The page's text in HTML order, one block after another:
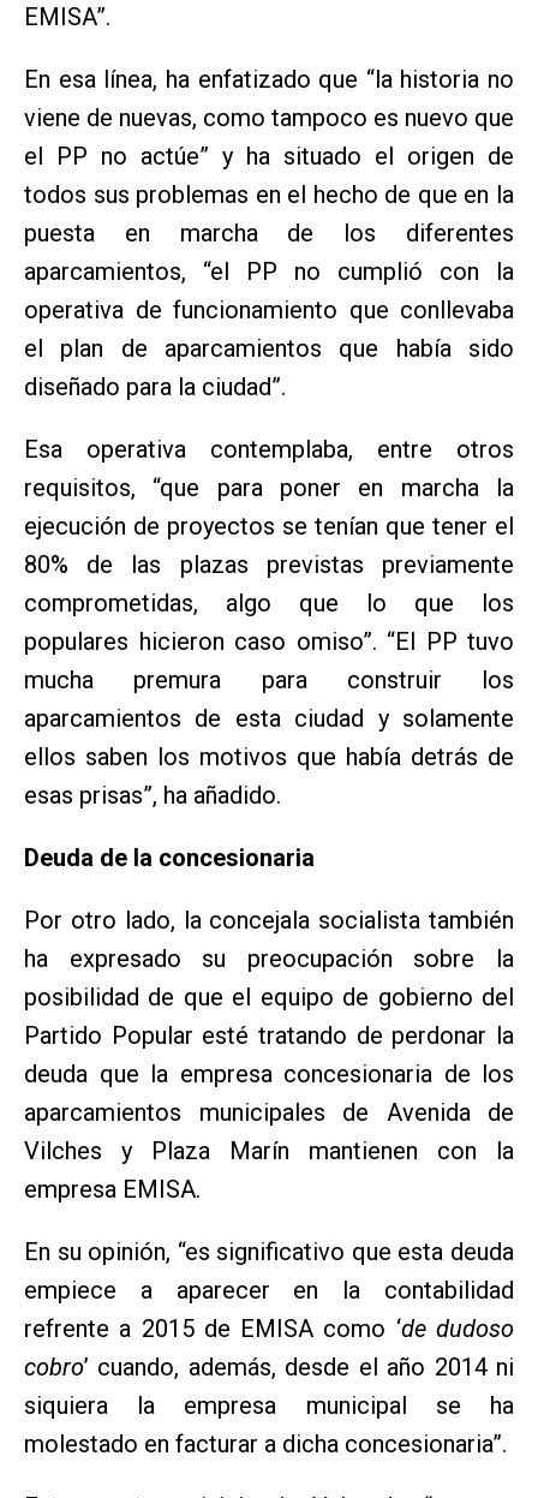
EMISA”.
En esa línea, ha enfatizado que “la historia no
viene de nuevas, como tampoco es nuevo que
el PP no actúe” y ha situado el origen de
todos sus problemas en el hecho de que en la
puesta en marcha de los diferentes
aparcamientos, “el PP no cumplió con la
operativa de funcionamiento que conllevaba
el plan de aparcamientos que había sido
diseñado para la ciudad”.
Esa operativa contemplaba, entre otros
requisitos, “que para poner en marcha la
ejecución de proyectos se tenían que tener el
80% de las plazas previstas previamente
comprometidas, algo que lo que los
populares hicieron caso omiso”. “El PP tuvo
mucha premura para construir los
aparcamientos de esta ciudad y solamente
ellos saben los motivos que había detrás de
esas prisas”, ha añadido.
Deuda de la concesionaria
Por otro lado, la concejala socialista también
ha expresado su preocupación sobre la
posibilidad de que el equipo de gobierno del
Partido Popular esté tratando de perdonar la
deuda que la empresa concesionaria de los
aparcamientos municipales de Avenida de
Vilches y Plaza Marín mantienen con la
empresa EMISA.
En su opinión, “es significativo que esta deuda
empiece a aparecer en la contabilidad
refrente a 2015 de EMISA como ‘de dudoso
cobro’ cuando, además, desde el año 2014 ni
siquiera la empresa municipal se ha
molestado en facturar a dicha concesionaria”.